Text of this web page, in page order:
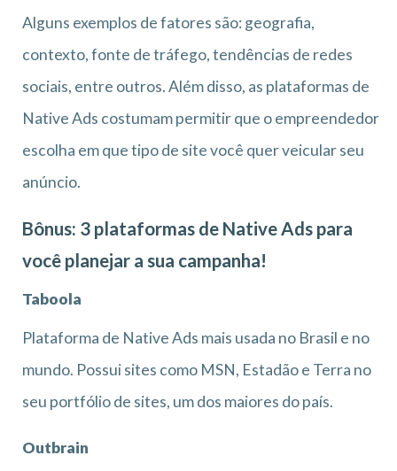
Alguns exemplos de fatores são: geografia,
contexto, fonte de tráfego, tendências de redes
sociais, entre outros. Além disso, as plataformas de
Native Ads costumam permitir que o empreendedor
escolha em que tipo de site você quer veicular seu
anúncio.
Bônus: 3 plataformas de Native Ads para
você planejar a sua campanha!
Taboola
Plataforma de Native Ads mais usada no Brasil e no
mundo. Possui sites como MSN, Estadão e Terra no
seu portfólio de sites, um dos maiores do país.
Outbrain